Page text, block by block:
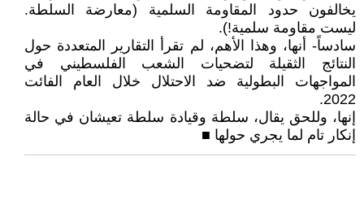
يخالفون حدود المقاومة السلمية (معارضة السلطة.
ليست مقاومة سلمية!).
سادساً- أنها، وهذا الأهم، لم تقرأ التقارير المتعددة حول
النتائج الثقيلة لتضحيات الشعب الفلسطيني في
المواجهات البطولية ضد الاحتلال خلال العام الفائت
2022.
إنها، وللحق يقال، سلطة وقيادة سلطة تعيشان في حالة
إنكار تام لما يجري حولها ■